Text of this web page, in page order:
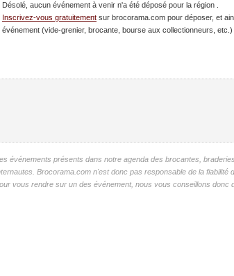
Désolé, aucun événement à venir n'a été déposé pour la région .
Inscrivez-vous gratuitement sur brocorama.com pour déposer, et
événement (vide-grenier, brocante, bourse aux collectionneurs, etc.)
événements présents dans notre agenda des brocantes,
Brocorama.com n'est donc pas responsable de la
vous rendre sur un des événement, nous vous conseillons donc